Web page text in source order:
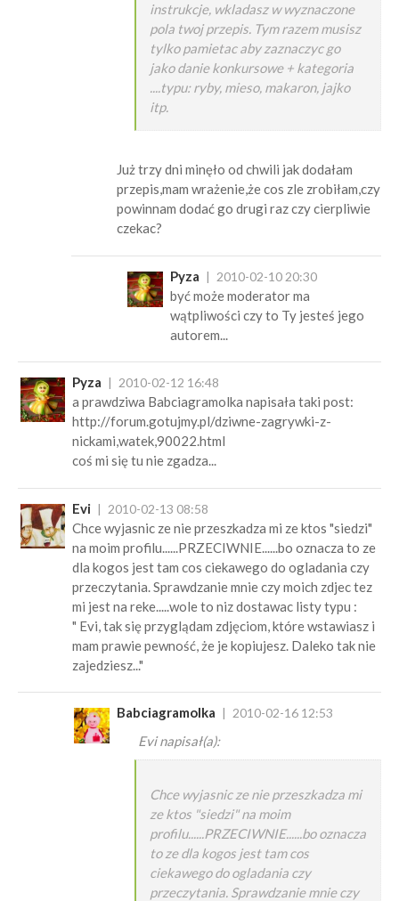
instrukcje, wkladasz w wyznaczone
pola twoj przepis. Tym razem musisz
tylko pamietac aby zaznaczyc go
jako danie konkursowe + kategoria
....typu: ryby, mieso, makaron, jajko
itp.
Już trzy dni minęło od chwili jak dodałam
przepis,mam wrażenie,że cos zle zrobiłam,czy
powinnam dodać go drugi raz czy cierpliwie
czekac?
Pyza 2010-02-10 20:30
być może moderator ma
wątpliwości czy to Ty jesteś jego
autorem...
Pyza 2010-02-12 16:48
a prawdziwa Babciagramolka napisała taki post:
http://forum.gotujmy.pl/dziwne-zagrywki-z-
nickami,watek,90022.html
coś mi się tu nie zgadza...
Evi 2010-02-13 08:58
Chce wyjasnic ze nie przeszkadza mi ze ktos "siedzi"
na moim profilu......PRZECIWNIE......bo oznacza to ze
dla kogos jest tam cos ciekawego do ogladania czy
przeczytania. Sprawdzanie mnie czy moich zdjec tez
mi jest na reke.....wole to niz dostawac listy typu :
" Evi, tak się przyglądam zdjęciom, które wstawiasz i
mam prawie pewność, że je kopiujesz. Daleko tak nie
zajedziesz..."
Babciagramolka 2010-02-16 12:53
Evi napisał(a):
Chce wyjasnic ze nie przeszkadza mi
ze ktos "siedzi" na moim
profilu......PRZECIWNIE......bo oznacza
to ze dla kogos jest tam cos
ciekawego do ogladania czy
przeczytania. Sprawdzanie mnie czy